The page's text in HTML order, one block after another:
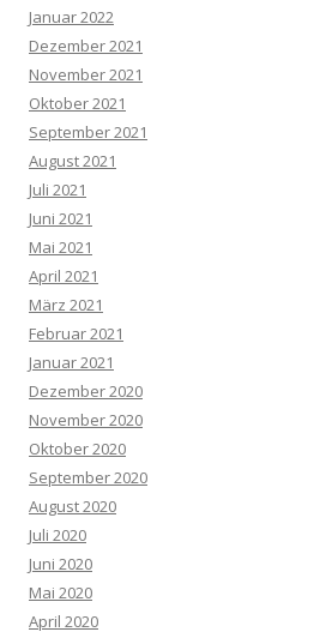
Januar 2022
Dezember 2021
November 2021
Oktober 2021
September 2021
August 2021
Juli 2021
Juni 2021
Mai 2021
April 2021
März 2021
Februar 2021
Januar 2021
Dezember 2020
November 2020
Oktober 2020
September 2020
August 2020
Juli 2020
Juni 2020
Mai 2020
April 2020